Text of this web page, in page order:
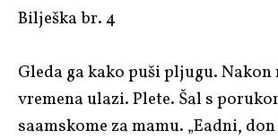
Bilješka br. 4
Gleda ga kako puši pljugu. Nakon
vremena ulazi. Plete. Šal s
saamskome za mamu. „Eadni,